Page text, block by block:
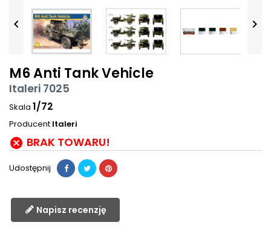
 
M6 Anti Tank Vehicle
Italeri 7025
Skala 1/72
Producent Italeri
 BRAK TOWARU!
Udostępnij
Napisz recenzję